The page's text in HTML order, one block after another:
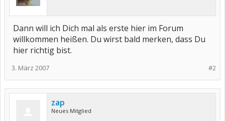
Dann will ich Dich mal als erste hier im Forum
willkommen heißen. Du wirst bald merken, dass Du
hier richtig bist.
#2
3. März 2007
zap
Neues Mitglied